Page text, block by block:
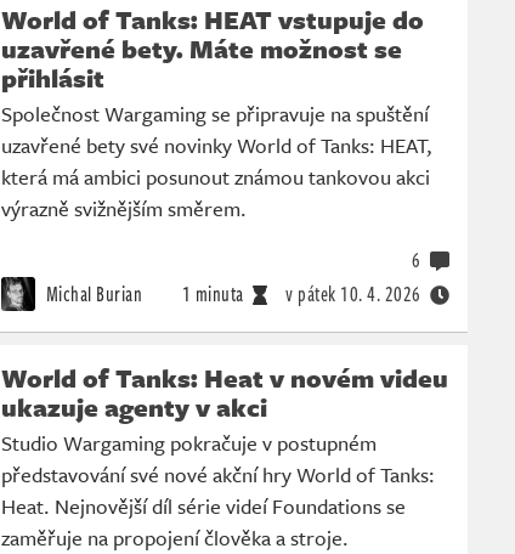
World of Tanks: HEAT vstupuje do
uzavřené bety. Máte možnost se
přihlásit
Společnost Wargaming se připravuje na spuštění
uzavřené bety své novinky World of Tanks: HEAT,
která má ambici posunout známou tankovou akci
výrazně svižnějším směrem.
Michal Burian 1 minuta v pátek 10. 4. 2026
6
World of Tanks: Heat v novém videu
ukazuje agenty v akci
Studio Wargaming pokračuje v postupném
představování své nové akční hry World of Tanks:
Heat. Nejnovější díl série videí Foundations se
zaměřuje na propojení člověka a stroje.